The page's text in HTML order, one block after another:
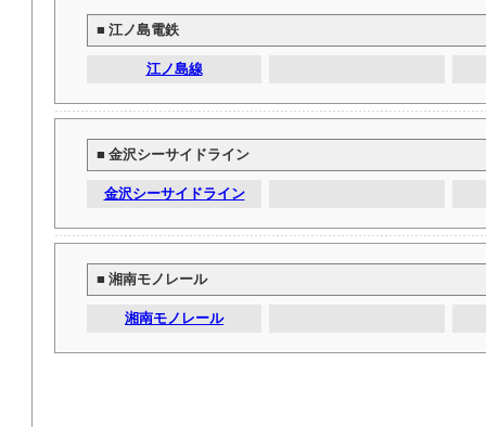
■ 江ノ島電鉄
江ノ島線
■ 金沢シーサイドライン
金沢シーサイドライン
■ 湘南モノレール
湘南モノレール